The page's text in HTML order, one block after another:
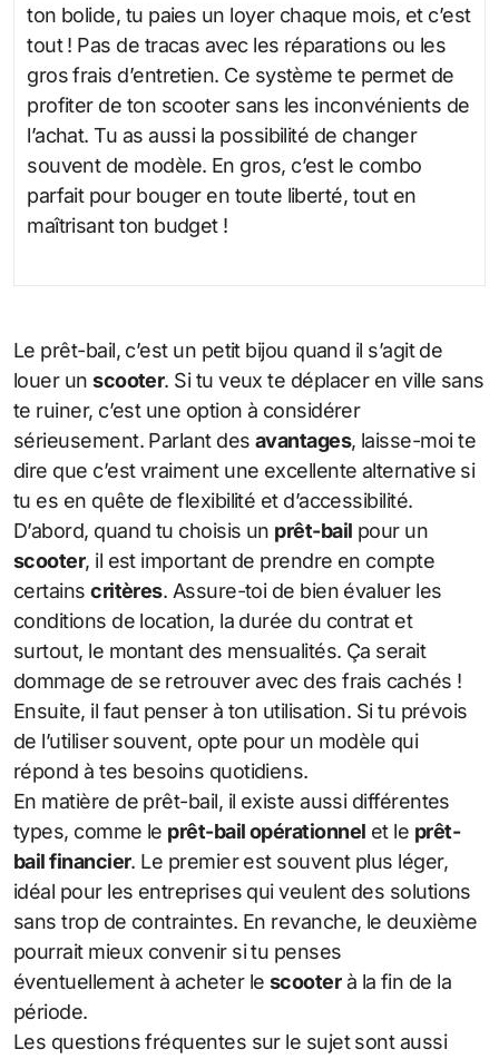
ton bolide, tu paies un loyer chaque mois, et c’est
tout ! Pas de tracas avec les réparations ou les
gros frais d’entretien. Ce système te permet de
profiter de ton scooter sans les inconvénients de
l’achat. Tu as aussi la possibilité de changer
souvent de modèle. En gros, c’est le combo
parfait pour bouger en toute liberté, tout en
maîtrisant ton budget !
Le prêt-bail, c’est un petit bijou quand il s’agit de
louer unscooter. Si tu veux te déplacer en ville sans
te ruiner, c’est une option à considérer
sérieusement. Parlant des avantages, laisse-moi te
dire que c’est vraiment une excellente alternative si
tu es en quête de flexibilité et d’accessibilité.
D’abord, quand tu choisis un prêt-bail pour un
scooter, il est important de prendre en compte
certainscritères. Assure-toi de bien évaluer les
conditions de location, la durée du contrat et
surtout, le montant des mensualités. Ça serait
dommage de se retrouver avec des frais cachés !
Ensuite, il faut penser à ton utilisation. Si tu prévois
de l’utiliser souvent, opte pour un modèle qui
répond à tes besoins quotidiens.
En matière de prêt-bail, il existe aussi différentes
types, comme le prêt-bail opérationnel et le prêt-
bail financier. Le premier est souvent plus léger,
idéal pour les entreprises qui veulent des solutions
sans trop de contraintes. En revanche, le deuxième
pourrait mieux convenir si tu penses
éventuellement à acheter le scooterà la fin de la
période.
Les questions fréquentes sur le sujet sont aussi